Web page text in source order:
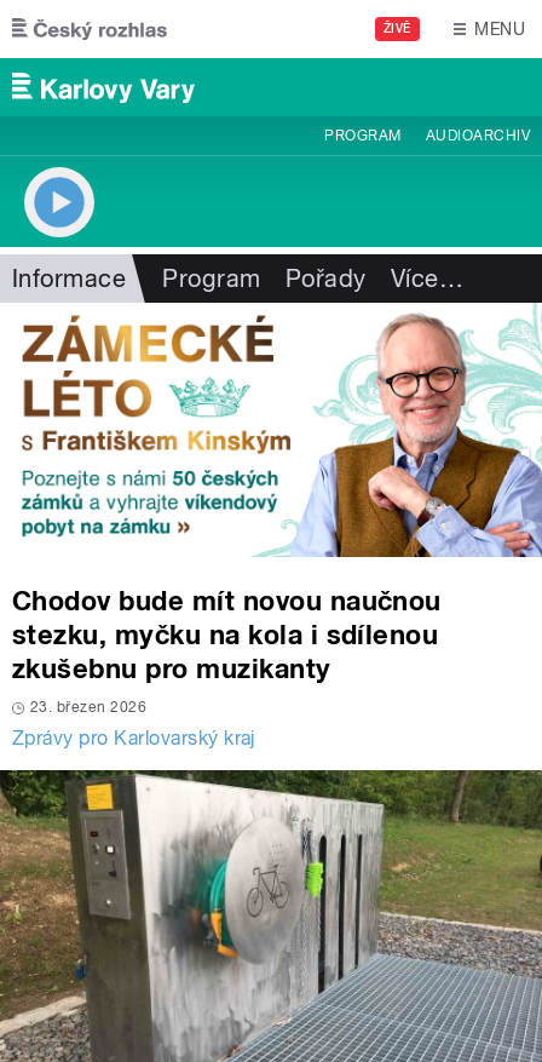
Přejít k hlavnímu obsahu
ŽIVĚ MENU
PROGRAM AUDIOARCHIV
Informace Program Pořady Více…
Chodov bude mít novou naučnou
stezku, myčku na kola i sdílenou
zkušebnu pro muzikanty
23. březen 2026
Zprávy pro Karlovarský kraj